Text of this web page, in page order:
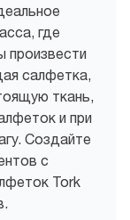
где
произвести
салфетка,
ткань,
и при
Создайте
с
Tork